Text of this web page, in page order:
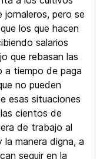
pero se
los que hacen
salarios
que rebasan las
a tiempo de paga
no pueden
esas situaciones
cientos de
de trabajo al
la manera digna, a
seguir en la